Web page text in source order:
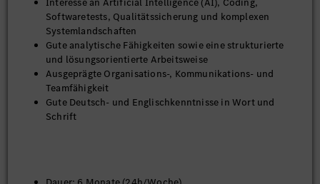
Softwaretests, Qualitätssicherung und komplexen
Systemlandschaften
Gute analytische Fähigkeiten sowie eine strukturierte
und lösungsorientierte Arbeitsweise
Ausgeprägte Organisations-, Kommunikations- und
Teamfähigkeit
Gute Deutsch- und Englischkenntnisse in Wort und
Schrift